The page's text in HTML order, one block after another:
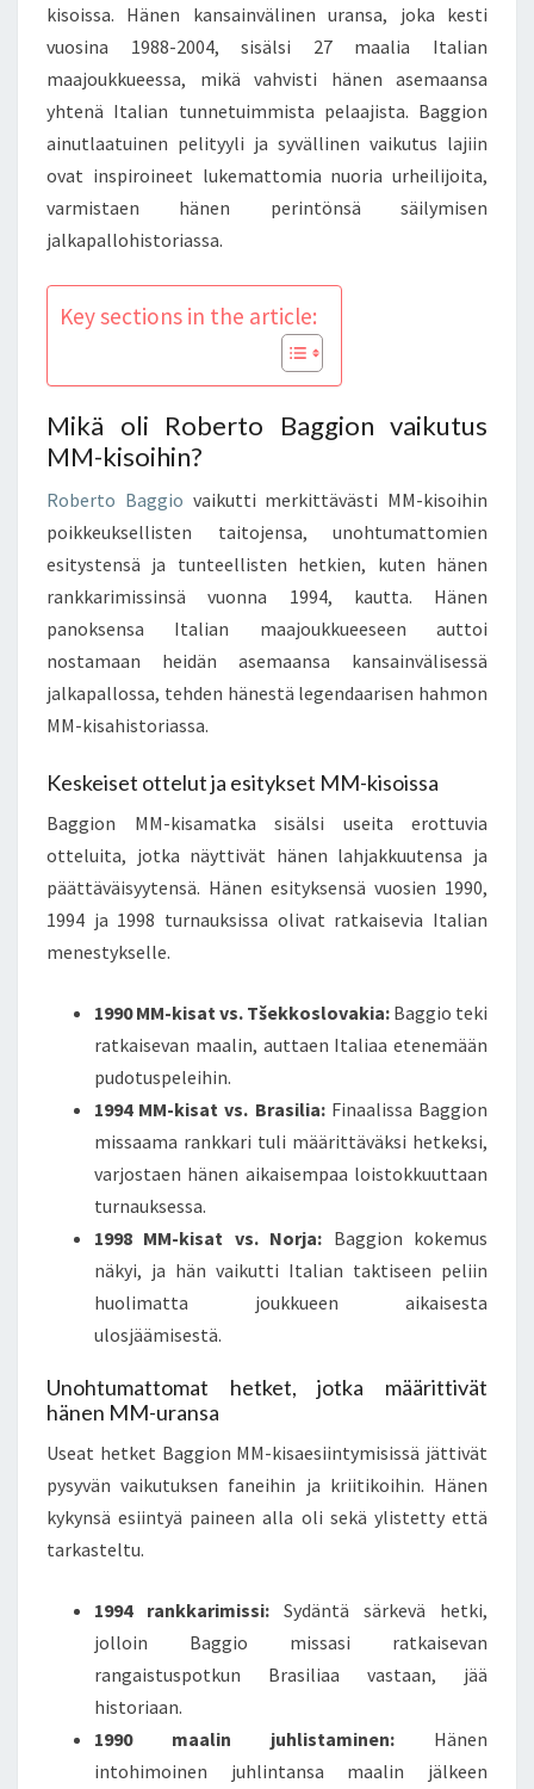
kisoissa. Hänen kansainvälinen uransa, joka kesti
vuosina 1988-2004, sisälsi 27 maalia Italian
maajoukkueessa, mikä vahvisti hänen asemaansa
yhtenä Italian tunnetuimmista pelaajista. Baggion
ainutlaatuinen pelityyli ja syvällinen vaikutus lajiin
ovat inspiroineet lukemattomia nuoria urheilijoita,
varmistaen hänen perintönsä säilymisen
jalkapallohistoriassa.
Key sections in the article:
Mikä oli Roberto Baggion vaikutus
MM-kisoihin?
Roberto Baggio vaikutti merkittävästi MM-kisoihin
poikkeuksellisten taitojensa, unohtumattomien
esitystensä ja tunteellisten hetkien, kuten hänen
rankkarimissinsä vuonna 1994, kautta. Hänen
panoksensa Italian maajoukkueeseen auttoi
nostamaan heidän asemaansa kansainvälisessä
jalkapallossa, tehden hänestä legendaarisen hahmon
MM-kisahistoriassa.
Keskeiset ottelut ja esitykset MM-kisoissa
Baggion MM-kisamatka sisälsi useita erottuvia
otteluita, jotka näyttivät hänen lahjakkuutensa ja
päättäväisyytensä. Hänen esityksensä vuosien 1990,
1994 ja 1998 turnauksissa olivat ratkaisevia Italian
menestykselle.
1990 MM-kisat vs. Tšekkoslovakia: Baggio teki
ratkaisevan maalin, auttaen Italiaa etenemään
pudotuspeleihin.
1994 MM-kisat vs. Brasilia:Finaalissa Baggion
missaama rankkari tuli määrittäväksi hetkeksi,
varjostaen hänen aikaisempaa loistokkuuttaan
turnauksessa.
1998 MM-kisat vs. Norja: Baggion kokemus
näkyi, ja hän vaikutti Italian taktiseen peliin
huolimatta joukkueen aikaisesta
ulosjäämisestä.
Unohtumattomat hetket, jotka määrittivät
hänen MM-uransa
Useat hetket Baggion MM-kisaesiintymisissä jättivät
pysyvän vaikutuksen faneihin ja kriitikoihin. Hänen
kykynsä esiintyä paineen alla oli sekä ylistetty että
tarkasteltu.
1994 rankkarimissi: Sydäntä särkevä hetki,
jolloin Baggio missasi ratkaisevan
rangaistuspotkun Brasiliaa vastaan, jää
historiaan.
1990 maalin juhlistaminen: Hänen
intohimoinen juhlintansa maalin jälkeen